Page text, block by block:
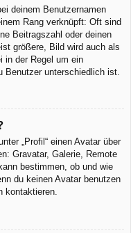
deinem Benutzernamen
Rang verknüpft: Oft sind
Beitragszahl oder deinen
größere, Bild wird auch als
in der Regel um ein
unterschiedlich ist.
„Profil“ einen Avatar über
Gravatar, Galerie, Remote
bestimmen, ob und wie
du keinen Avatar benutzen
kontaktieren.